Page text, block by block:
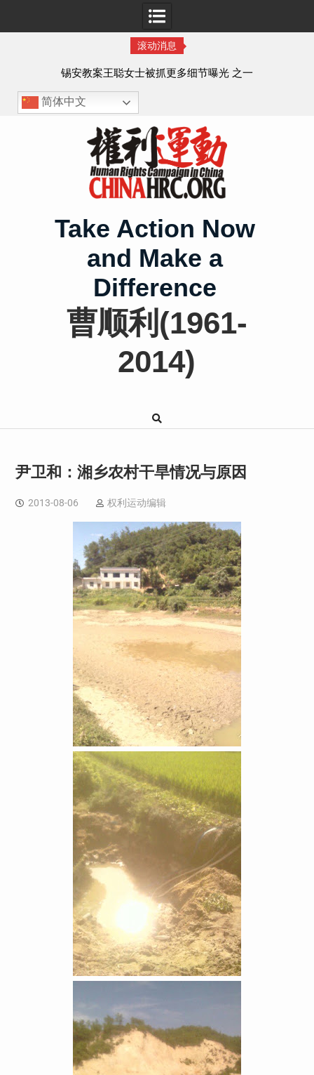
滚动消息
锡安教案王聪女士被抓更多细节曝光 之一
简体中文
Take Action Now
and Make a
Difference
曹顺利(1961-
2014)
尹卫和：湘乡农村干旱情况与原因
2013-08-06 权利运动编辑